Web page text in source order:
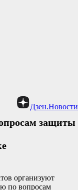
Дзен.Новости
защиты
организуют
по вопросам